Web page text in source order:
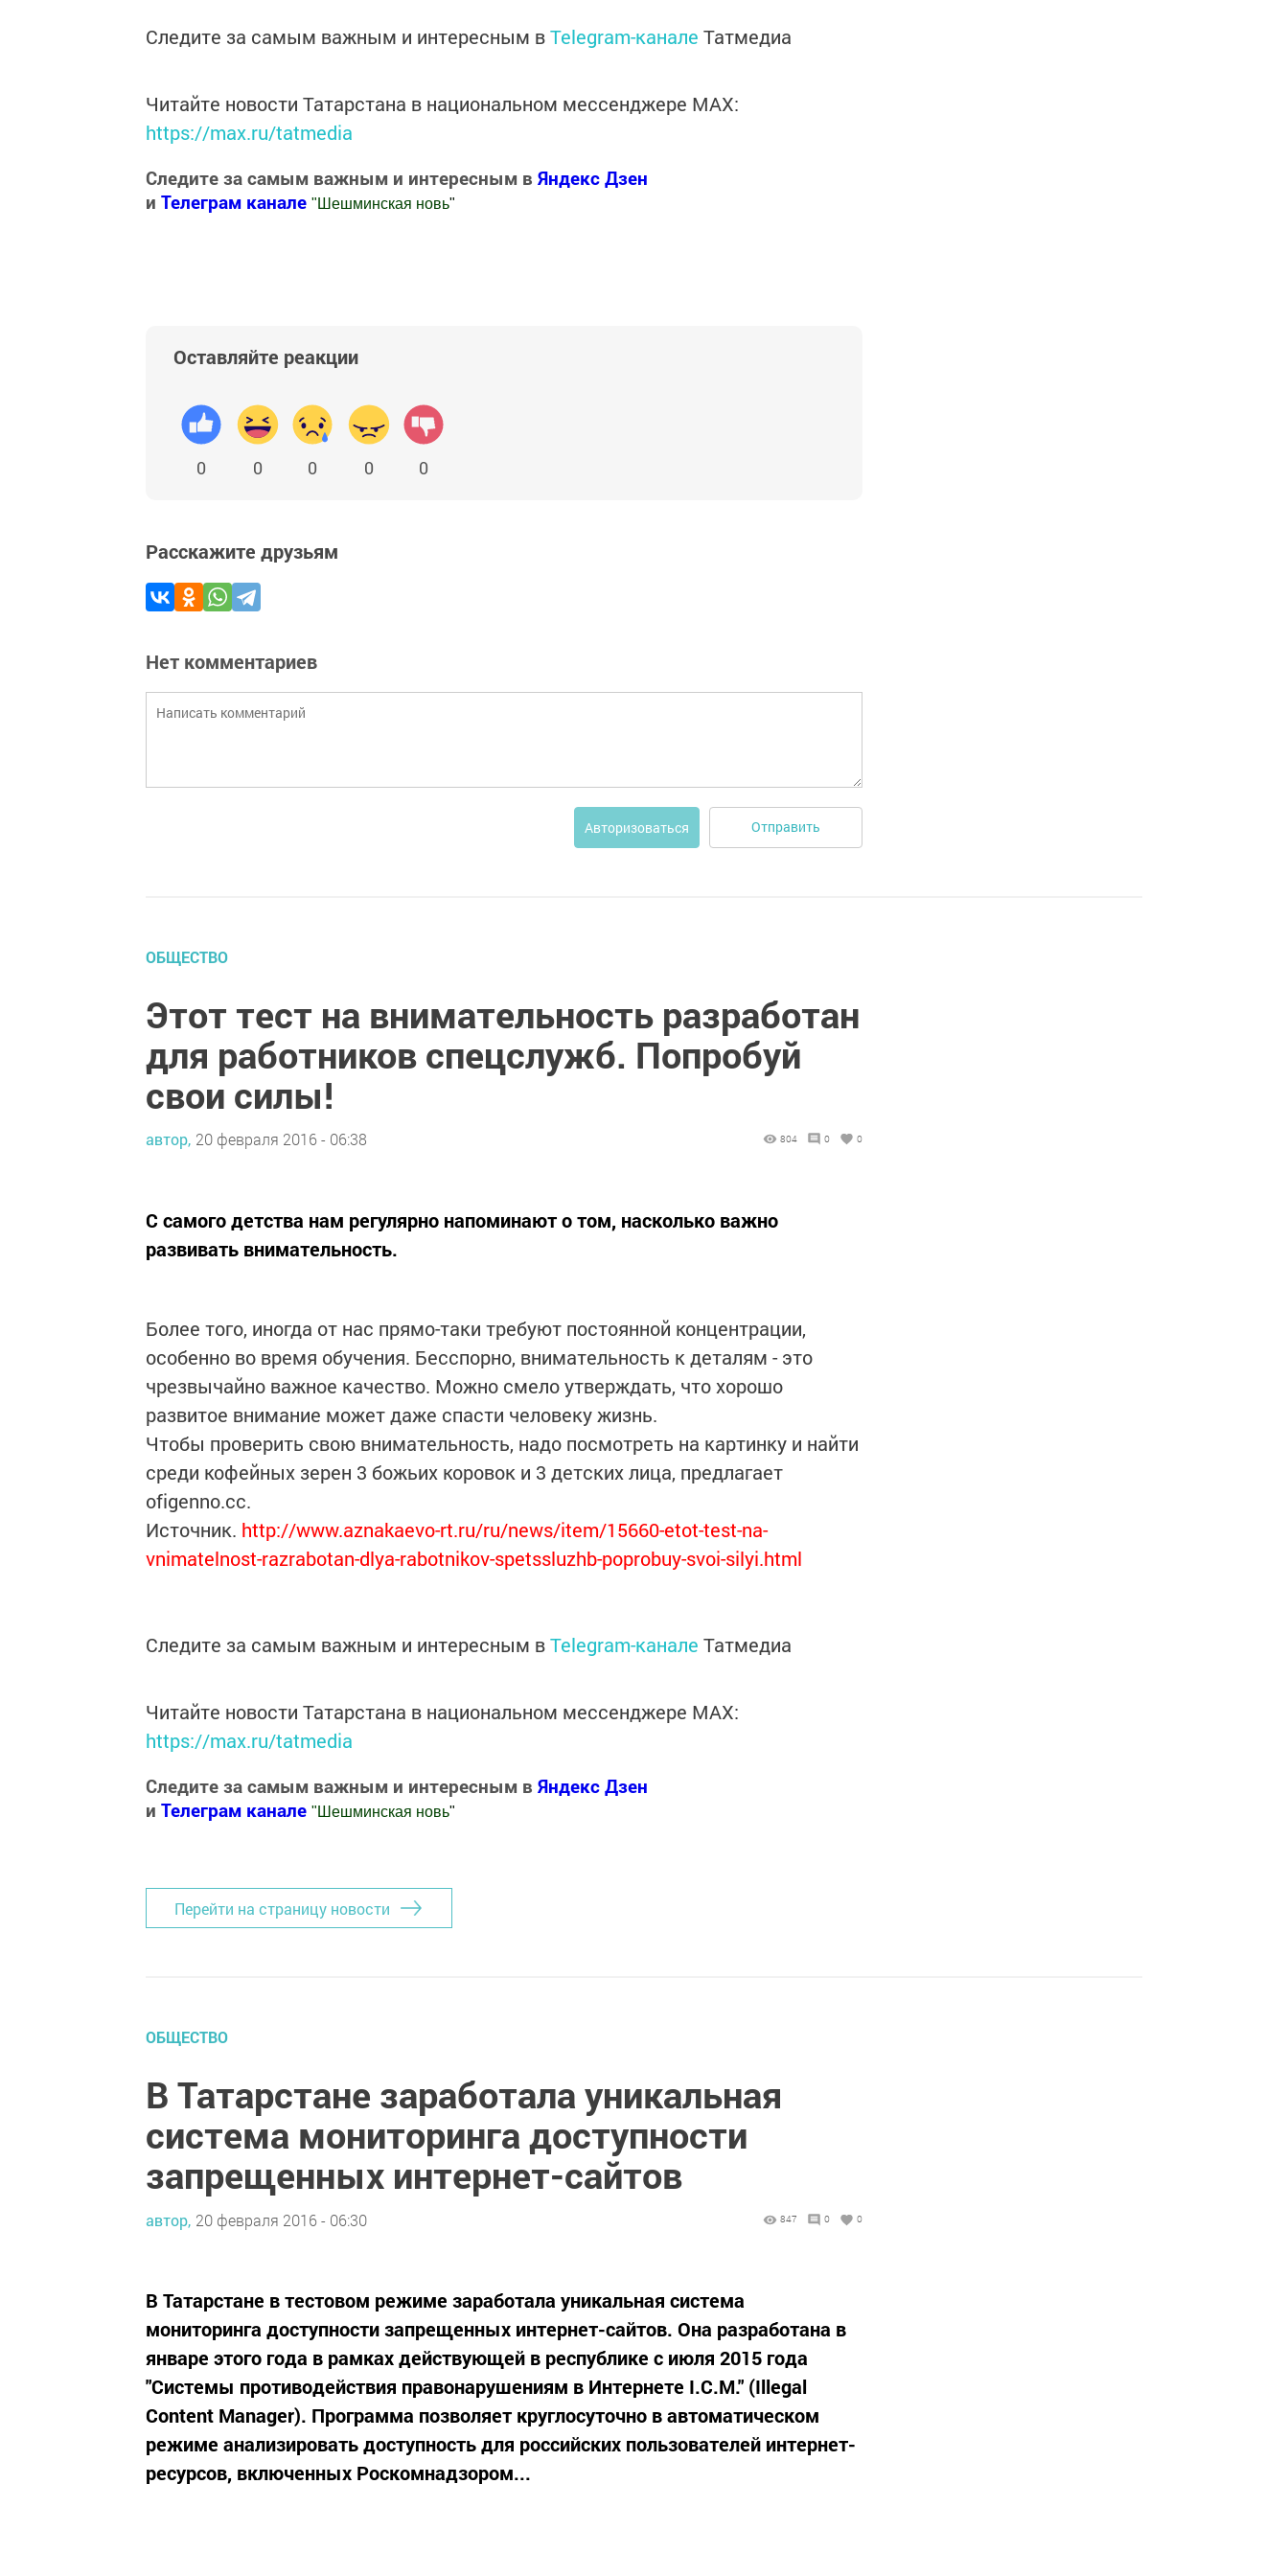
Следите за самым важным и интересным вTelegram-канале Татмедиа
Читайте новости Татарстана в национальном мессенджере MАХ:
https://max.ru/tatmedia
Следите за самым важным и интересным в Яндекс Дзен
и Телеграм канале " Шешминская новь"
Оставляйте реакции
0 0 0 0 0
Расскажите друзьям
Нет комментариев
Авторизоваться Отправить
ОБЩЕСТВО
Этот тест на внимательность разработан
для работников спецслужб. Попробуй
свои силы!
автор, 20 февраля 2016 - 06:38 804 0 0
С самого детства нам регулярно напоминают о том, насколько важно
развивать внимательность.
Более того, иногда от нас прямо-таки требуют постоянной концентрации,
особенно во время обучения. Бесспорно, внимательность к деталям - это
чрезвычайно важное качество. Можно смело утверждать, что хорошо
развитое внимание может даже спасти человеку жизнь.
Чтобы проверить свою внимательность, надо посмотреть на картинку и найти
среди кофейных зерен 3 божьих коровок и 3 детских лица, предлагает
ofigenno.cc.
Источник. http://www.aznakaevo-rt.ru/ru/news/item/15660-etot-test-na-
vnimatelnost-razrabotan-dlya-rabotnikov-spetssluzhb-poprobuy-svoi-silyi.html
Следите за самым важным и интересным вTelegram-канале Татмедиа
Читайте новости Татарстана в национальном мессенджере MАХ:
https://max.ru/tatmedia
Следите за самым важным и интересным в Яндекс Дзен
и Телеграм канале " Шешминская новь"
Перейти на страницу новости
ОБЩЕСТВО
В Татарстане заработала уникальная
система мониторинга доступности
запрещенных интернет-сайтов
автор, 20 февраля 2016 - 06:30 847 0 0
В Татарстане в тестовом режиме заработала уникальная система
мониторинга доступности запрещенных интернет-сайтов. Она разработана в
январе этого года в рамках действующей в республике с июля 2015 года
"Системы противодействия правонарушениям в Интернете I.C.M." (Illegal
Content Manager). Программа позволяет круглосуточно в автоматическом
режиме анализировать доступность для российских пользователей интернет-
ресурсов, включенных Роскомнадзором...